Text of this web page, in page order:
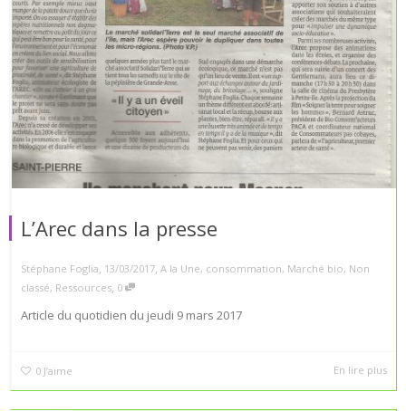
L’Arec dans la presse
Stéphane Foglia, 13/03/2017, A la Une, consommation, Marché bio, Non
classé, Ressources, 0
Article du quotidien du jeudi 9 mars 2017
0 J’aime En lire plus